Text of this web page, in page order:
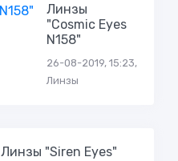
Линзы
"Cosmic Eyes
N158"
26-08-2019, 15:23,
Линзы
Линзы "Siren Eyes"